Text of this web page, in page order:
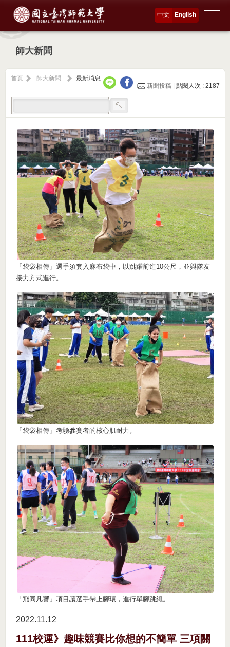
English
中文
師大新聞
首頁 師大新聞
最新消息
新聞投稿 |點閱人次 : 2187
「袋袋相傳」選手須套入麻布袋中，以跳躍前進10公尺，並與隊友
接力方式進行。
「袋袋相傳」考驗參賽者的核心肌耐力。
「飛同凡響」項目讓選手帶上腳環，進行單腳跳繩。
2022.11 12
111校運》趣味競賽比你想的不簡單 三項關